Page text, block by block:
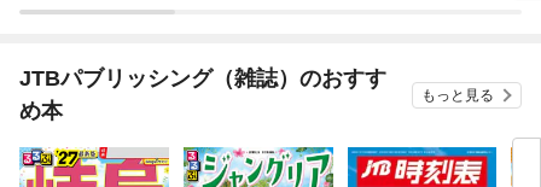
JTBパブリッシング（雑誌）のおすす
め本
もっと見る